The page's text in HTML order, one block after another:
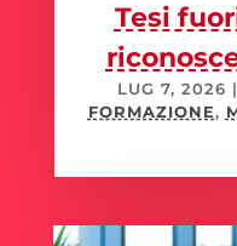
Tesi
LUG 7, 2026
FORMAZIONE,